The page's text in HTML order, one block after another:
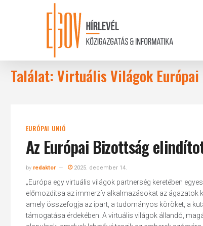
Találat: Virtuális Világok
EURÓPAI UNIÓ
Az Európai Bizottság
by redaktor 2025. december 14.
„Európa egy virtuális világok partnerség keretében
előmozdítsa az immerzív alkalmazásokat az ágazatok
amely összefogja az ipart, a tudományos köröket, a
támogatása érdekében. A virtuális világok állandó,